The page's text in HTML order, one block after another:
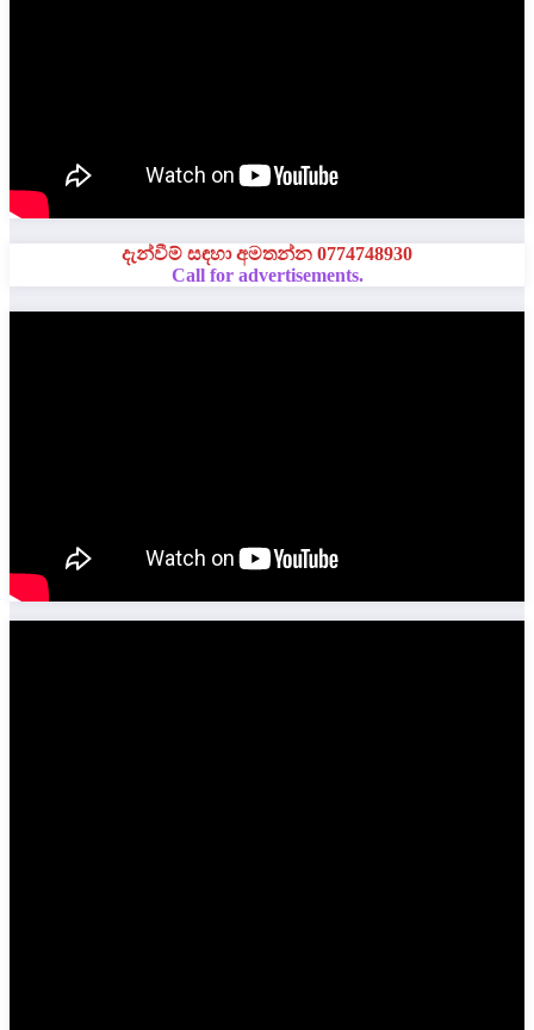
දැන්වීම් සඳහා අමතන්න 0774748930
Call for advertisements.